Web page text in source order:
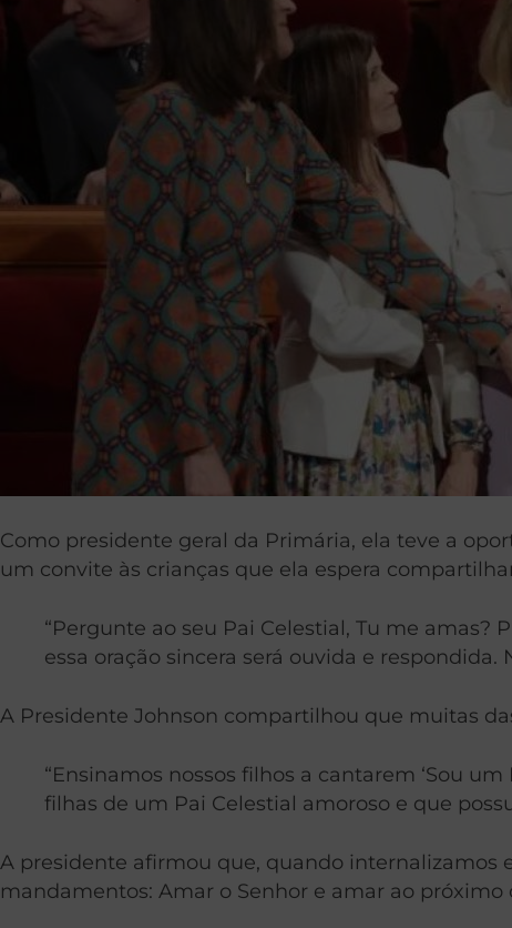
Como presidente geral da Primária, ela teve a
um convite às crianças que ela espera
“Pergunte ao seu Pai Celestial, Tu me
essa oração sincera será ouvida e
A Presidente Johnson compartilhou que muitas
“Ensinamos nossos filhos a cantarem ‘Sou
filhas de um Pai Celestial amoroso e que
A presidente afirmou que, quando internalizamos
mandamentos: Amar o Senhor e amar ao próximo